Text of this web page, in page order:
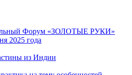
Форум «ЗОЛОТЫЕ РУКИ»
2025 года
из Индии